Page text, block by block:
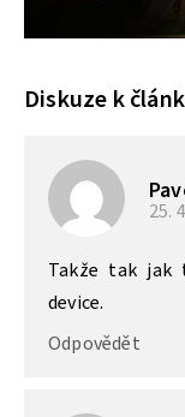
Diskuze k
25.
Takže tak jak
device.
Odpovědět